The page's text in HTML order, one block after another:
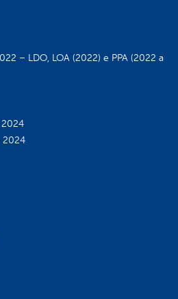
– LDO, LOA (2022) e PPA (2022 a
2024
2024